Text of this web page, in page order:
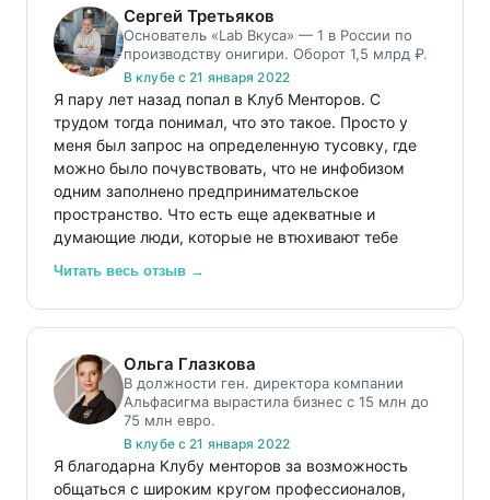
Почему я здесь?
- Здесь люди с очень разной экспертизой.
- Здесь менторят. Много, профессионально,
глубоко.
- Здесь я могу быть полезным и получить пользу.
Если вы ментор и это часть вашей души — добро
пожаловать. Понятно, что с нами полезно. Главное
— что с нами тепло.
Сергей Третьяков
Основатель «Lab Вкуса» — 1 в России по
производству онигири. Оборот 1,5 млрд ₽.
В клубе с 21 января 2022
Я пару лет назад попал в Клуб Менторов. С
трудом тогда понимал, что это такое. Просто у
меня был запрос на определенную тусовку, где
можно было почувствовать, что не инфобизом
одним заполнено предпринимательское
пространство. Что есть еще адекватные и
думающие люди, которые не втюхивают тебе
реальный опыт и показывают тебе же твой бизнес
под другим углом.
А когда я познакомился с ребятами и понял, что я
могу перекинуться парой слов с основателем
Денди, или с основателем ИТ школы «OTUS», или
с человеком, который строил «Камаз-лизинг» и
руководил проектом «Антисон» в Москве, или с
человеком, который придумал и создал
приложение «Штрафы ГИБДД», или с
Читать весь отзыв →
Ольга Глазкова
В должности ген. директора компании
Альфасигма вырастила бизнес с 15 млн до
75 млн евро.
В клубе с 21 января 2022
Я благодарна Клубу менторов за возможность
общаться с широким кругом профессионалов,